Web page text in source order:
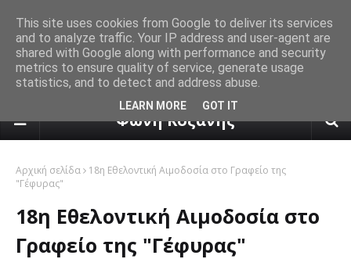
πρόγνωση καιρού από το
Φωνή Κοζάνης
Αρχική σελίδα
18η Εθελοντική Αιμοδοσία στο Γραφείο της
"Γέφυρας"
18η Εθελοντική Αιμοδοσία στο
Γραφείο της "Γέφυρας"
This site uses cookies from Google to deliver its services
and to analyze traffic. Your IP address and user-agent are
shared with Google along with performance and security
metrics to ensure quality of service, generate usage
statistics, and to detect and address abuse.
LEARN MORE GOT IT